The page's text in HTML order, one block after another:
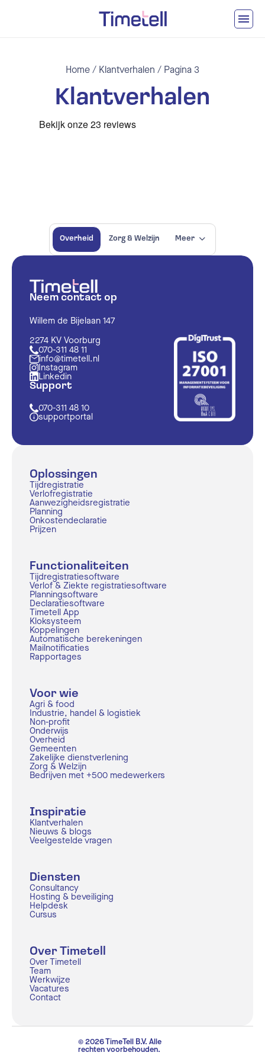
Home/ Klantverhalen / Pagina 3
Klantverhalen
Overheid Zorg & Welzijn Meer
Neem contact op
Willem de Bijelaan 147
2274 KV Voorburg
070-311 48 11
info@timetell.nl
Instagram
Linkedin
Support
070-311 48 10
supportportal
Oplossingen
Tijdregistratie
Verlofregistratie
Aanwezigheidsregistratie
Planning
Onkostendeclaratie
Prijzen
Functionaliteiten
Tijdregistratiesoftware
Verlof & Ziekte registratiesoftware
Planningsoftware
Declaratiesoftware
Timetell App
Kloksysteem
Koppelingen
Automatische berekeningen
Mailnotificaties
Rapportages
Voor wie
Agri & food
Industrie, handel & logistiek
Non-profit
Onderwijs
Overheid
Gemeenten
Zakelijke dienstverlening
Zorg & Welzijn
Bedrijven met +500 medewerkers
Inspiratie
Klantverhalen
Nieuws & blogs
Veelgestelde vragen
Diensten
Consultancy
Hosting & beveiliging
Helpdesk
Cursus
Over Timetell
Over Timetell
Team
Werkwijze
Vacatures
Contact
© 2026 TimeTell B.V. Alle
rechten voorbehouden.